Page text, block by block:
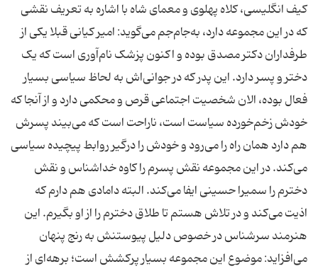
کیف انگلیسی، کلاه پهلوی و معمای شاه با اشاره به تعریف نقشی
که در این مجموعه دارد، به‌جام‌جم می‌گوید: امیر کیانی قبلا یکی از
طرفداران دکتر مصدق بوده و اکنون پزشک نام‌آوری است که یک
دختر و پسر دارد. این پدر که در جوانی‌اش به لحاظ سیاسی بسیار
فعال بوده، الان شخصیت اجتماعی قرص و محکمی دارد و از آنجا که
خودش زخم‌خورده سیاست است، ناراحت است که می‌بیند پسرش
هم دارد همان راه را می‌رود و خودش را درگیر روابط پیچیده سیاسی
می‌کند. در این مجموعه نقش پسرم را کاوه خداشناس و نقش
دخترم را سمیرا حسینی ایفا می‌کند. البته دامادی هم دارم که
اذیت می‌کند و در تلاش هستم تا طلاق دخترم را از او بگیرم. این
هنرمند سرشناس در خصوص دلیل پیوستنش به رنج پنهان
می‌افزاید: موضوع این مجموعه بسیار پرکشش است؛ برهه‌ای از